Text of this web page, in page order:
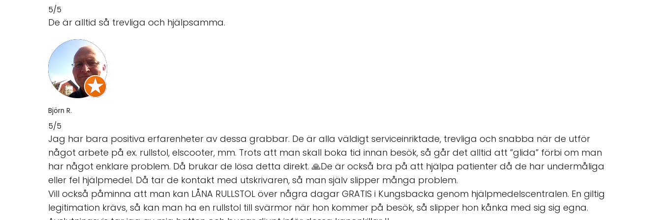
5/5
De är alltid så trevliga och hjälpsamma.
Björn R.
5/5
Jag har bara positiva erfarenheter av dessa grabbar. De är alla väldigt serviceinriktade, trevliga och snabba när de utför
något arbete på ex. rullstol, elscooter, mm. Trots att man skall boka tid innan besök, så går det alltid att ”glida” förbi om man
har något enklare problem. Då brukar de lösa detta direkt. 🙏De är också bra på att hjälpa patienter då de har undermåliga
eller fel hjälpmedel. Då tar de kontakt med utskrivaren, så man själv slipper många problem.
Vill också påminna att man kan LÅNA RULLSTOL över några dagar GRATIS i Kungsbacka genom hjälpmedelscentralen. En giltig
legitimation krävs, så kan man ha en rullstol till svärmor när hon kommer på besök, så slipper hon kånka med sig sig egna.